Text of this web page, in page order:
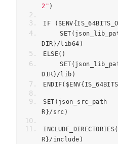
2" )
IF ( $ENV{
    SET
(
DIR }/ lib64 )
ELSE()
    SET
(
DIR }/ lib )
ENDIF( $ENV{
SET ( json_src_path
R }/ src )
INCLUDE_DIRECTORIES(
R }/ include )